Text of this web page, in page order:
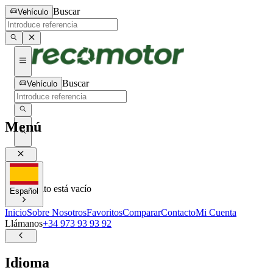
Vehículo Buscar
Vehículo Buscar
0
Tu carrito está vacío
Menú
Español
InicioSobre NosotrosFavoritosCompararContactoMi Cuenta
Llámanos+34 973 93 93 92
Idioma